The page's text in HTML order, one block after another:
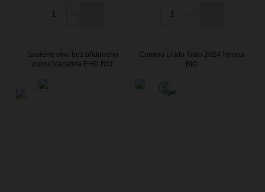
Svařené víno bez přidaného
cukru Macatela EHD BIO
Camino Lindo Tinto 2024 Irjimpa
BIO